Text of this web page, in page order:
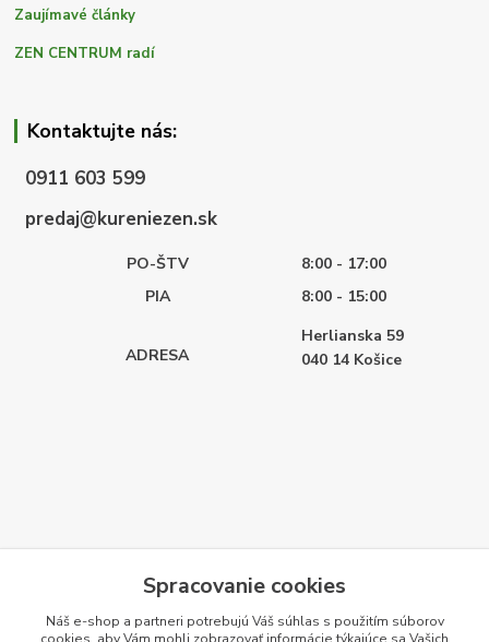
Zaujímavé články
ZEN CENTRUM radí
Kontaktujte nás:
0911 603 599
predaj@kureniezen.sk
PO-ŠTV
8:00 - 17:00
PIA
8:00 - 15:00
ADRESA
Herlianska 59
040 14 Košice
Spracovanie cookies
Náš e-shop a partneri potrebujú Váš súhlas s použitím súborov
cookies, aby Vám mohli zobrazovať informácie týkajúce sa Vašich